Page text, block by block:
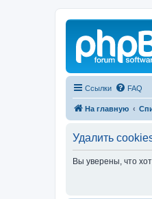
Ссылки FAQ
На главную
Удалить
Вы уверены, что